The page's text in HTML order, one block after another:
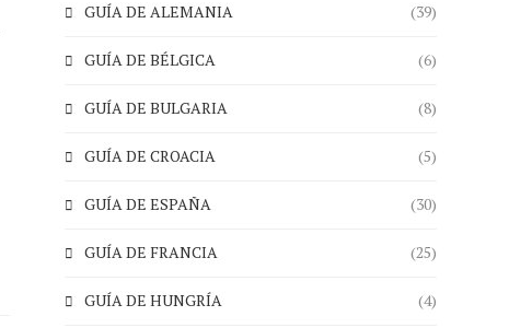
GUÍA DE ALEMANIA (39)
GUÍA DE BÉLGICA (6)
GUÍA DE BULGARIA (8)
GUÍA DE CROACIA (5)
GUÍA DE ESPAÑA (30)
GUÍA DE FRANCIA (25)
GUÍA DE HUNGRÍA (4)